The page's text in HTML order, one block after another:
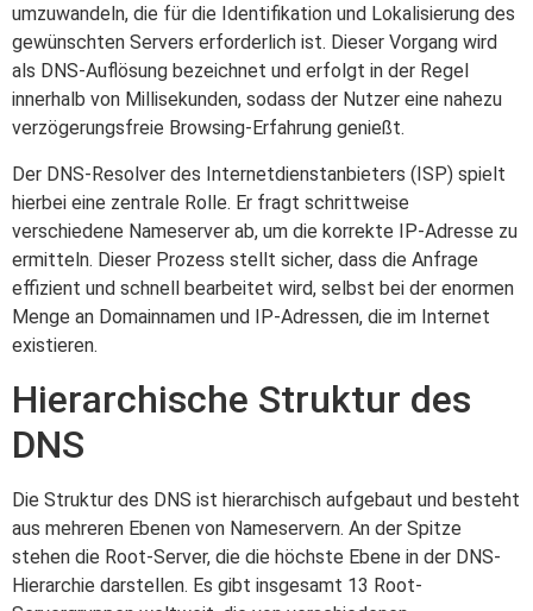
umzuwandeln, die für die Identifikation und Lokalisierung des
gewünschten Servers erforderlich ist. Dieser Vorgang wird
als DNS-Auflösung bezeichnet und erfolgt in der Regel
innerhalb von Millisekunden, sodass der Nutzer eine nahezu
verzögerungsfreie Browsing-Erfahrung genießt.
Der DNS-Resolver des Internetdienstanbieters (ISP) spielt
hierbei eine zentrale Rolle. Er fragt schrittweise
verschiedene Nameserver ab, um die korrekte IP-Adresse zu
ermitteln. Dieser Prozess stellt sicher, dass die Anfrage
effizient und schnell bearbeitet wird, selbst bei der enormen
Menge an Domainnamen und IP-Adressen, die im Internet
existieren.
Hierarchische Struktur des
DNS
Die Struktur des DNS ist hierarchisch aufgebaut und besteht
aus mehreren Ebenen von Nameservern. An der Spitze
stehen die Root-Server, die die höchste Ebene in der DNS-
Hierarchie darstellen. Es gibt insgesamt 13 Root-